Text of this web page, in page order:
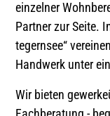
Öffnungszeiten &
einzelner
Partner zur Seite.
tegernsee“
Handwerk unter
Wir bieten